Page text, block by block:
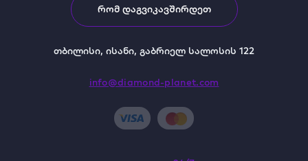
ᲠᲝᲛ ᲓᲐᲒᲕᲘᲙᲐᲕᲨᲘᲠᲓᲔᲗ
თბილისი, ისანი, გაბრიელ სალოსის 122
info@diamond-planet.com